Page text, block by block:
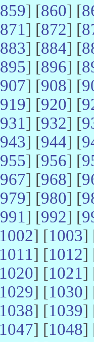
859] [860] [
871] [872] [
883] [884] [
895] [896] [
907] [908] [
919] [920] [
931] [932] [
943] [944] [
955] [956] [
967] [968] [
979] [980] [
991] [992] [
1002] [1003]
1011] [1012]
1020] [1021]
1029] [1030]
1038] [1039]
1047] [1048]